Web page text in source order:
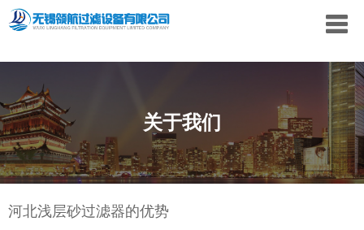
关于我们
河北浅层砂过滤器的优势